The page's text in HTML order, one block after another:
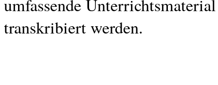
umfassende
transkribiert werden.